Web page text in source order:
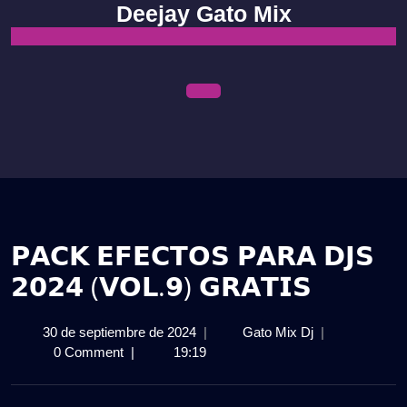
content
Deejay Gato Mix
𝗣𝗔𝗖𝗞 𝗘𝗙𝗘𝗖𝗧𝗢𝗦 𝗣𝗔𝗥𝗔 𝗗𝗝𝗦
𝟮𝟬𝟮𝟰 (𝗩𝗢𝗟.𝟵) 𝗚𝗥𝗔𝗧𝗜𝗦
30 de septiembre de 202430
de
| Gato Mix Dj𝗣𝗔𝗖𝗞
|
0 Comment | 19:19